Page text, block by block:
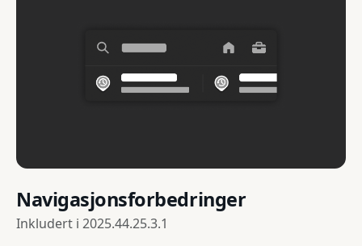
Navigasjonsforbedringer
Inkludert i 2025.44.25.3.1